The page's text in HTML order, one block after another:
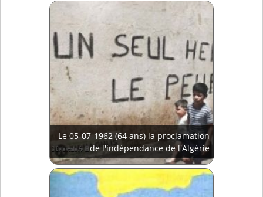
Le 05-07-1962 (64 ans) la proclamation
de l'indépendance de l'Algérie